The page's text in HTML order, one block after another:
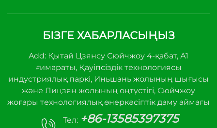
БІЗГЕ ХАБАРЛАСЫҢЫЗ
Add: Қытай Цзянсу Сюйчжоу 4-қабат, А1
ғимараты, Қауіпсіздік технологиясы
индустриялық паркі, Иньшань жолының шығысы
және Лицзян жолының оңтүстігі, Сюйчжоу
жоғары технологиялық өнеркәсіптік даму аймағы
Тел: +86-13585397375